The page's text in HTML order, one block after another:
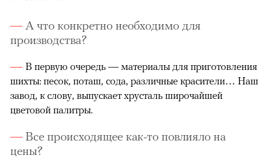
А что конкретно необходимо для
производства?
В первую очередь — материалы для приготовления
шихты: песок, поташ, сода, различные красители… Наш
завод, к слову, выпускает хрусталь широчайшей
цветовой палитры.
Все происходящее как-то повлияло на
цены?